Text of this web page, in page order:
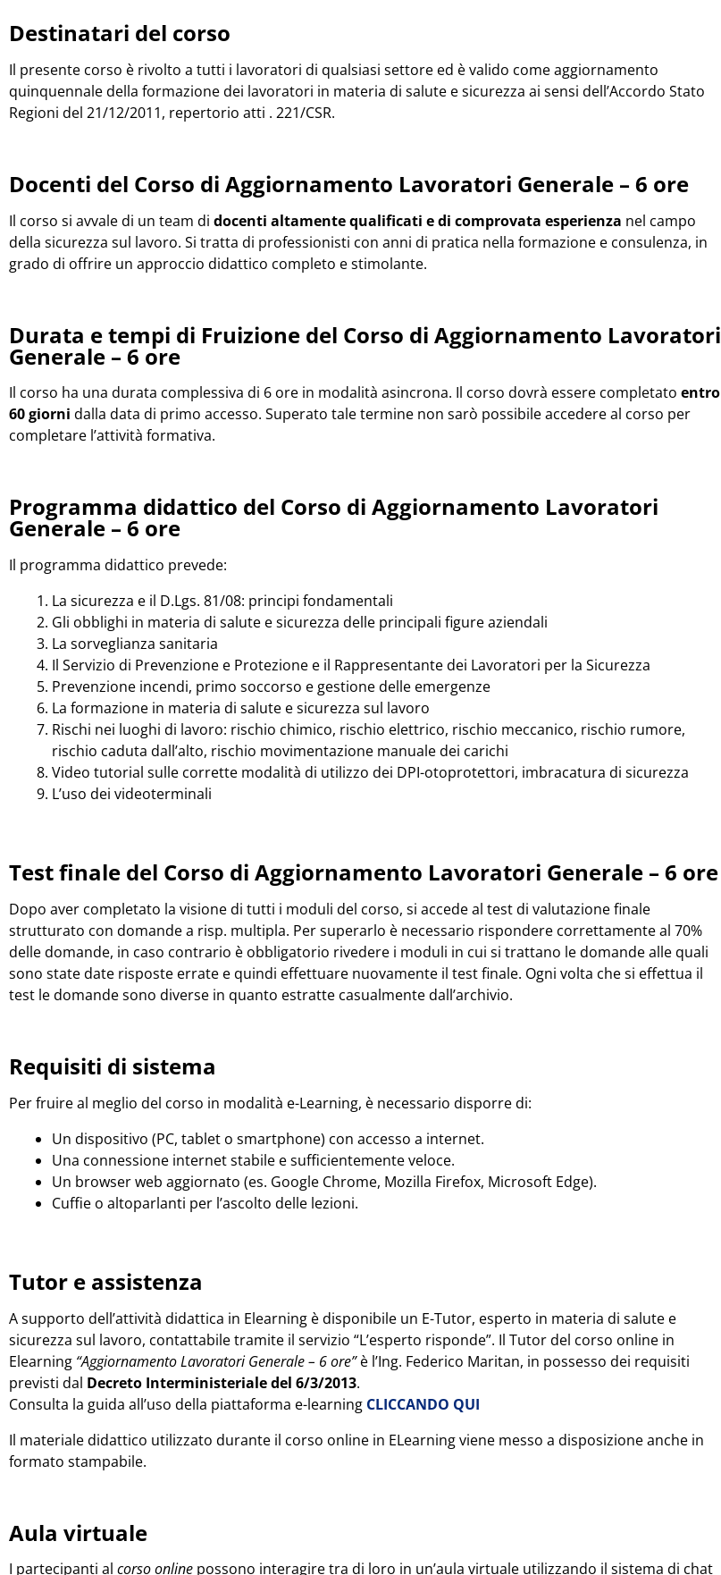
Destinatari del corso
Il presente corso è rivolto a tutti i lavoratori di qualsiasi settore ed è valido come aggiornamento
quinquennale della formazione dei lavoratori in materia di salute e sicurezza ai sensi dell’Accordo Stato
Regioni del 21/12/2011, repertorio atti . 221/CSR.
Docenti del Corso di Aggiornamento Lavoratori Generale – 6 ore
Il corso si avvale di un team di docenti altamente qualificati e di comprovata esperienza nel campo
della sicurezza sul lavoro. Si tratta di professionisti con anni di pratica nella formazione e consulenza, in
grado di offrire un approccio didattico completo e stimolante.
Durata e tempi di Fruizione del Corso di Aggiornamento Lavoratori
Generale – 6 ore
Il corso ha una durata complessiva di 6 ore in modalità asincrona. Il corso dovrà essere completato entro
60 giorni dalla data di primo accesso. Superato tale termine non sarò possibile accedere al corso per
completare l’attività formativa.
Programma didattico del Corso di Aggiornamento Lavoratori
Generale – 6 ore
Il programma didattico prevede:
La sicurezza e il D.Lgs. 81/08: principi fondamentali
Gli obblighi in materia di salute e sicurezza delle principali figure aziendali
La sorveglianza sanitaria
Il Servizio di Prevenzione e Protezione e il Rappresentante dei Lavoratori per la Sicurezza
Prevenzione incendi, primo soccorso e gestione delle emergenze
La formazione in materia di salute e sicurezza sul lavoro
Rischi nei luoghi di lavoro: rischio chimico, rischio elettrico, rischio meccanico, rischio rumore,
rischio caduta dall’alto, rischio movimentazione manuale dei carichi
Video tutorial sulle corrette modalità di utilizzo dei DPI-otoprotettori, imbracatura di sicurezza
L’uso dei videoterminali
Test finale del Corso di Aggiornamento Lavoratori Generale – 6 ore
Dopo aver completato la visione di tutti i moduli del corso, si accede al test di valutazione finale
strutturato con domande a risp. multipla. Per superarlo è necessario rispondere correttamente al 70%
delle domande, in caso contrario è obbligatorio rivedere i moduli in cui si trattano le domande alle quali
sono state date risposte errate e quindi effettuare nuovamente il test finale. Ogni volta che si effettua il
test le domande sono diverse in quanto estratte casualmente dall’archivio.
Requisiti di sistema
Per fruire al meglio del corso in modalità e-Learning, è necessario disporre di:
Un dispositivo (PC, tablet o smartphone) con accesso a internet.
Una connessione internet stabile e sufficientemente veloce.
Un browser web aggiornato (es. Google Chrome, Mozilla Firefox, Microsoft Edge).
Cuffie o altoparlanti per l’ascolto delle lezioni.
Tutor e assistenza
A supporto dell’attività didattica in Elearning è disponibile un E-Tutor, esperto in materia di salute e
sicurezza sul lavoro, contattabile tramite il servizio “L’esperto risponde”. Il Tutor del corso online in
Elearning “Aggiornamento Lavoratori Generale – 6 ore”è l’Ing. Federico Maritan, in possesso dei requisiti
previsti dal Decreto Interministeriale del 6/3/2013.
Consulta la guida all’uso della piattaforma e-learning CLICCANDO QUI
Il materiale didattico utilizzato durante il corso online in ELearning viene messo a disposizione anche in
formato stampabile.
Aula virtuale
I partecipanti al corso online possono interagire tra di loro in un’aula virtuale utilizzando il sistema di chat